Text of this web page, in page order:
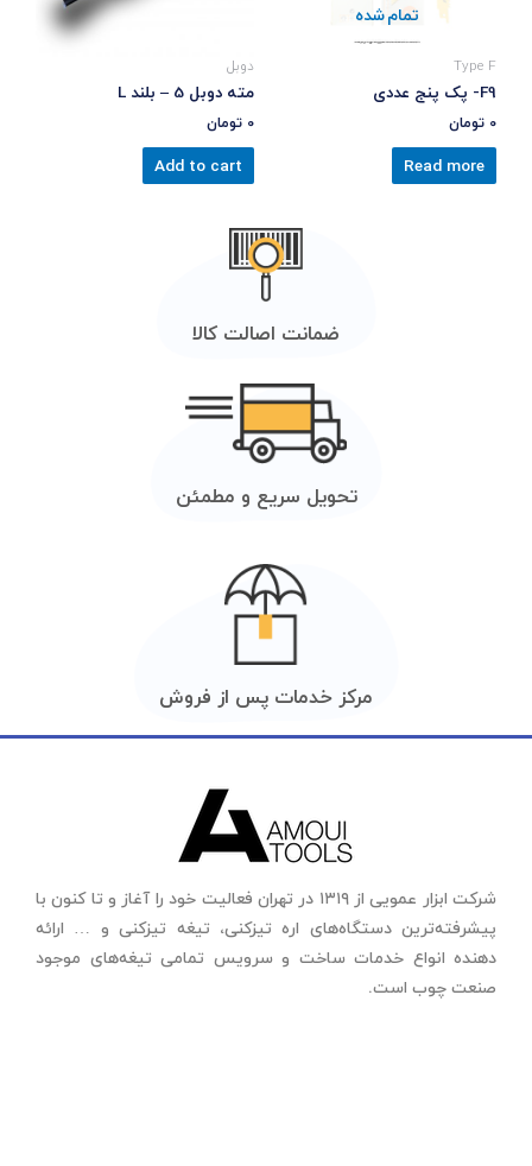
تمام شده
Type F
F9- پک پنج عددی
0 تومان
Read more
دوبل
مته دوبل 5 – بلند L
0 تومان
Add to cart
ضمانت اصالت کالا
تحویل سریع و مطمئن
مرکز خدمات پس از فروش
شرکت ابزار عمویی از ۱۳۱۹ در تهران فعالیت خود را آغاز و تا کنون با
پیشرفته‌ترین دستگاه‌های اره تیزکنی، تیغه تیزکنی و … ارائه
دهنده انواع خدمات ساخت و سرویس تمامی تیغه‌های موجود
صنعت چوب است.